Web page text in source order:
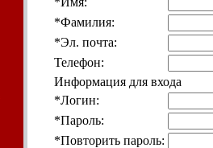
*Фамилия:
*Эл. почта:
Телефон:
Информация для входа
*Логин:
*Пароль:
*Повторить пароль: